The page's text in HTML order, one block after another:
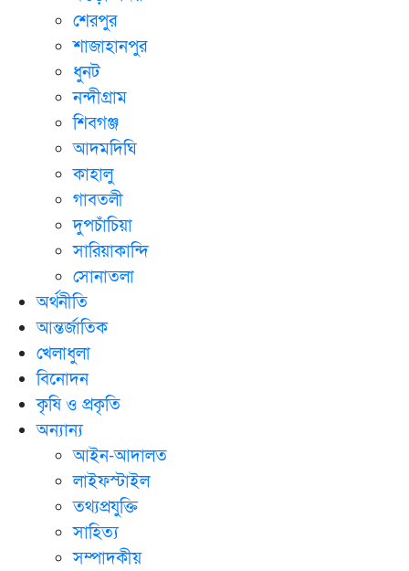
শেরপুর
শাজাহানপুর
ধুনট
নন্দীগ্রাম
শিবগঞ্জ
আদমদিঘি
কাহালু
গাবতলী
দুপচাঁচিয়া
সারিয়াকান্দি
সোনাতলা
অর্থনীতি
আন্তর্জাতিক
খেলাধুলা
বিনোদন
কৃষি ও প্রকৃতি
অন্যান্য
আইন-আদালত
লাইফস্টাইল
তথ্যপ্রযুক্তি
সাহিত্য
সম্পাদকীয়